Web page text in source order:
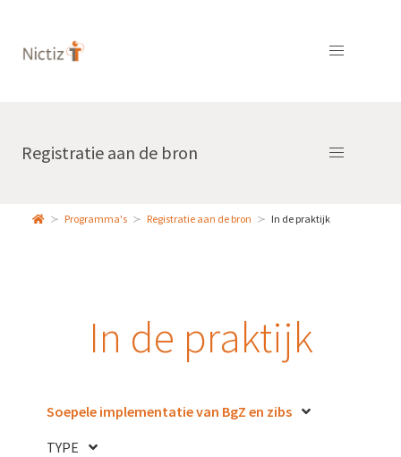
Registratie aan de bron
Programma's Registratie aan de bron In de praktijk
In de praktijk
Soepele implementatie van BgZ en zibs
TYPE